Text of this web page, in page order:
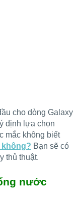
cho dòng Galaxy
định lựa chọn
mắc không biết
không? Bạn sẽ có
thủ thuật.
nước